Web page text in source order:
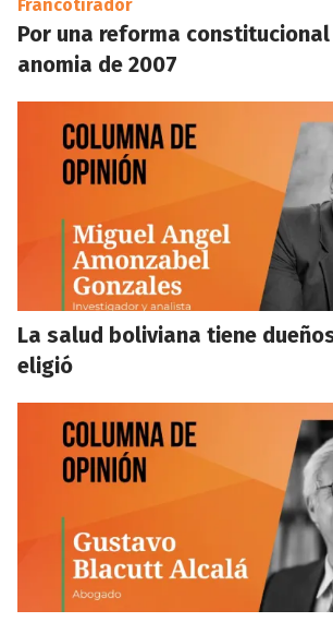
Francotirador
Por una reforma
anomia de 2007
La salud boliviana tiene
eligió